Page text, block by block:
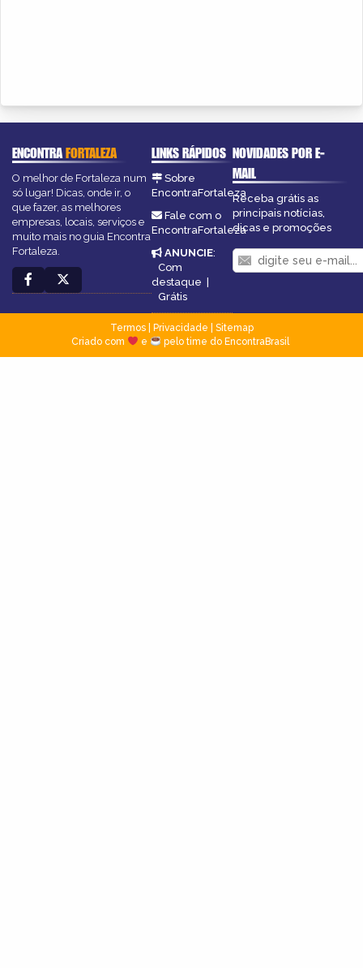
ENCONTRAFORTALEZA
O melhor de Fortaleza num
só lugar! Dicas, onde ir, o
que fazer, as melhores
empresas, locais, serviços e
muito mais no guia Encontra
Fortaleza.
LINKS RÁPIDOS
Sobre
EncontraFortaleza
Fale com o
EncontraFortaleza
ANUNCIE:
Com
destaque |
Grátis
NOVIDADES POR E-
MAIL
Receba grátis as
principais notícias,
dicas e promoções
Termos| Privacidade
Sitemap
Criado com
e pelo time do EncontraBrasil